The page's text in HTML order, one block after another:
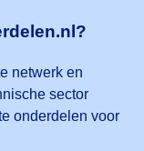
netwerk en
sector
onderdelen voor